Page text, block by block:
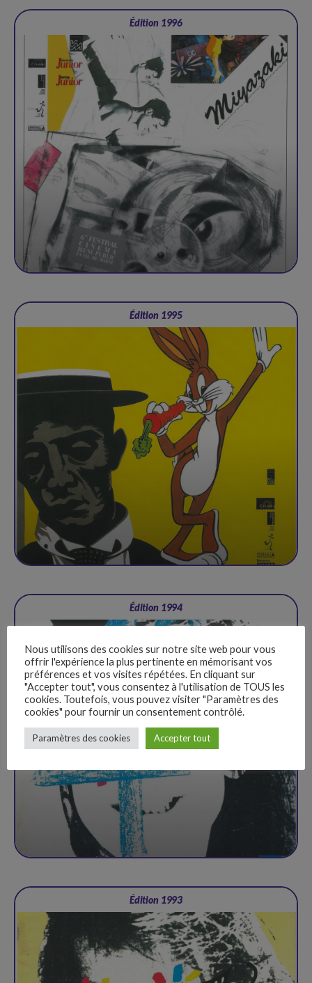
Follow Us
Édition 1996
Édition 1995
Édition 1994
Édition 1993
Nous utilisons des cookies sur notre site web pour vous
offrir l'expérience la plus pertinente en mémorisant vos
préférences et vos visites répétées. En cliquant sur
"Accepter tout", vous consentez à l'utilisation de TOUS les
cookies. Toutefois, vous pouvez visiter "Paramètres des
cookies" pour fournir un consentement contrôlé.
Paramètres des cookies Accepter tout